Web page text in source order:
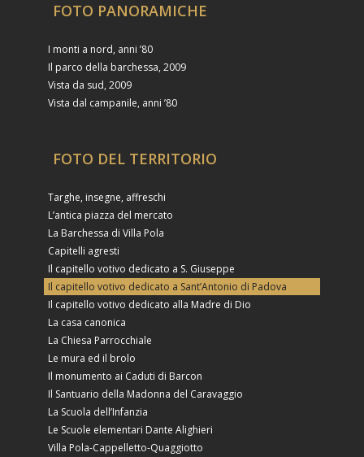
FOTO PANORAMICHE
I monti a nord, anni ’80
Il parco della barchessa, 2009
Vista da sud, 2009
Vista dal campanile, anni ’80
FOTO DEL TERRITORIO
Targhe, insegne, affreschi
L’antica piazza del mercato
La Barchessa di Villa Pola
Capitelli agresti
Il capitello votivo dedicato a S. Giuseppe
Il capitello votivo dedicato a Sant’Antonio di Padova
Il capitello votivo dedicato alla Madre di Dio
La casa canonica
La Chiesa Parrocchiale
Le mura ed il brolo
Il monumento ai Caduti di Barcon
Il Santuario della Madonna del Caravaggio
La Scuola dell’Infanzia
Le Scuole elementari Dante Alighieri
Villa Pola-Cappelletto-Quaggiotto